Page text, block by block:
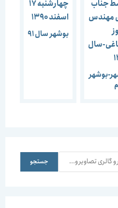
بوشهر
بوشهر سال 91
جستجو